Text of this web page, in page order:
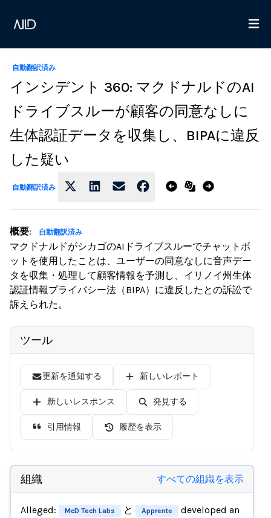
自動翻訳済み
インシデント 360: マクドナルドのAI
ドライブスルーが顧客の同意なしに
生体認証データを収集し、BIPAに違反
した疑い
自動翻訳済み
概要: 自動翻訳済み
マクドナルドがシカゴのAIドライブスルーでチャットボ
ットを使用したことは、ユーザーの同意なしに音声デー
タを収集・処理して顧客情報を予測し、イリノイ州生体
認証情報プライバシー法（BIPA）に違反したとの訴訟で
訴えられた。
ツール
更新を通知する 新しいレポート
新しいレスポンス 発見する
引用情報 履歴を表示
組織 すべての組織を表示
Alleged: McD Tech Labs と Apprente
developed an